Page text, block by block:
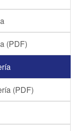
(PDF)
(PDF)